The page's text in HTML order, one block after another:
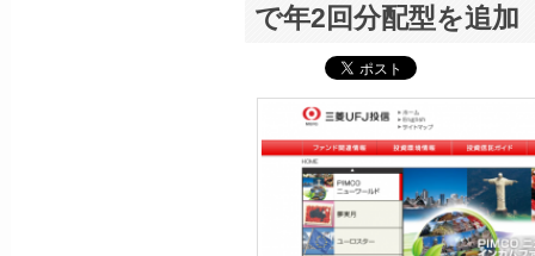
で年2回分配型を追加